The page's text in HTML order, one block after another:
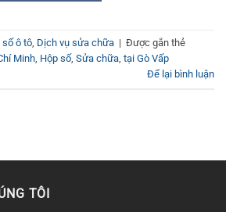
ô tô, Dịch vụ sửa chữa | Được gắn thẻ
Minh, Hộp số, Sửa chữa, tại Gò Vấp
Để lại bình luận
TÔI